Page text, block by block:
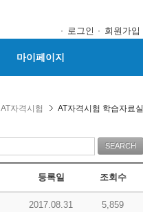
로그인 회원가입
마이페이지
AT자격시험 AT자격시험 학습자료실
등록일 조회수
2017.08.31 5,859